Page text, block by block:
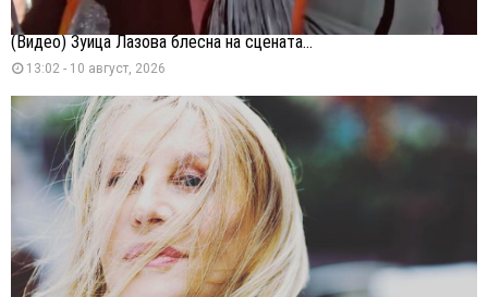
(Видео) Зуица Лазова блесна на сцената...
13:02 - 10 август, 2026